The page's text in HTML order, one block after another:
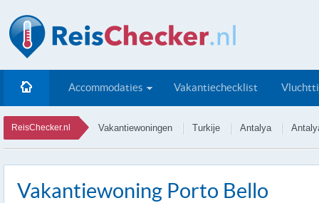
Accommodaties Vakantiechecklist
ReisChecker.nl Vakantiewoningen Turkije Antalya
Vakantiewoning Porto Bello